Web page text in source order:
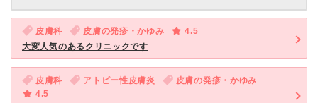
皮膚科 皮膚の発疹・かゆみ
4.5
大変人気のあるクリニックです
皮膚科 アトピー性皮膚炎
皮膚の発疹・かゆみ
4.5